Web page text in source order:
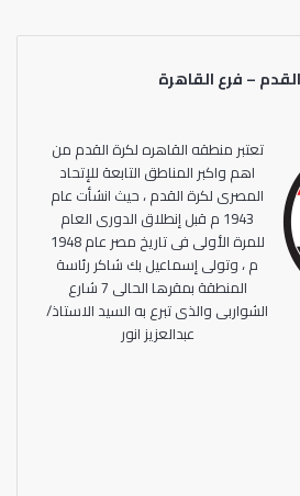
– فرع القاهرة
تعتبر منطقه القاهره لكرة القدم من
اهم واكبر المناطق التابعة للإتحاد
المصرى لكرة القدم ، حيث انشأت عام
1943 م قبل إنطلاق الدورى العام
للمرة الأولى فى تاريخ مصر عام 1948
م ، وتولى إسماعيل بك شاكر رئاسة
المنطقة بمقرها الحالى 7 شارع
الشواربى والذى تبرع به السيد الاستاذ/
عبدالعزيز انور